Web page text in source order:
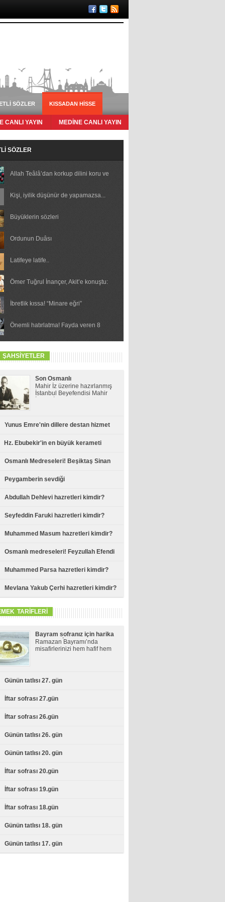
SÖZLER KISSADAN HISSE
CANLI YAYIN MEDİNE CANLI YAYIN
SÖZLER
Allah Teâlâ’dan korkup dilini koru ve
Kişi, iyilik düşünür de yapamazsa...
Büyüklerin sözleri
Ordunun Duâsı
Latifeye latife..
Ömer Tuğrul İnançer, Akit’e konuştu:
İbretlik kıssa! “Minare eğri”
Önemli hatırlatma! Fayda veren 8
şey
ŞAHSİYETLER
Son Osmanlı
şahsiyetlerinden büyük
eğitimci: Mahir İz
Mahir İz üzerine hazırlanmış
İstanbul Beyefendisi Mahir
İz’in hayat hikayesinin
gölgesinde bir dönemin kültür
tanıklık ediyoruz.
Yunus Emre'nin dillere destan hizmet
Hz. Ebubekir'in en büyük kerameti
Osmanlı Medreseleri! Beşiktaş Sinan
Peygamberin sevdiği
Abdullah Dehlevi hazretleri kimdir?
Seyfeddin Faruki hazretleri kimdir?
Muhammed Masum hazretleri kimdir?
Osmanlı medreseleri! Feyzullah Efendi
Muhammed Parsa hazretleri kimdir?
Mevlana Yakub Çerhi hazretleri kimdir?
TARİFLERİ
Bayram sofranız için harika
bir öneri! İşte lezzetiyle
büyüleyen cennet çamuru
Ramazan Bayramı’nda
misafirlerinizi hem hafif hem
Osmanlı mutfağının özel
lezzetlerinden Cennet
Günün tatlısı 27. gün
İftar sofrası 27.gün
İftar sofrası 26.gün
Günün tatlısı 26. gün
Günün tatlısı 20. gün
İftar sofrası 20.gün
İftar sofrası 19.gün
İftar sofrası 18.gün
Günün tatlısı 18. gün
Günün tatlısı 17. gün